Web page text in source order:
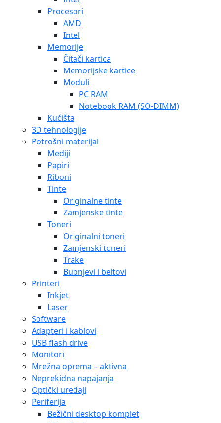
Procesori
AMD
Intel
Memorije
Čitači kartica
Memorijske kartice
Moduli
PC RAM
Notebook RAM (SO-DIMM)
Kućišta
3D tehnologije
Potrošni materijal
Mediji
Papiri
Riboni
Tinte
Originalne tinte
Zamjenske tinte
Toneri
Originalni toneri
Zamjenski toneri
Trake
Bubnjevi i beltovi
Printeri
Inkjet
Laser
Software
Adapteri i kablovi
USB flash drive
Monitori
Mrežna oprema – aktivna
Neprekidna napajanja
Optički uređaji
Periferija
Bežični desktop komplet